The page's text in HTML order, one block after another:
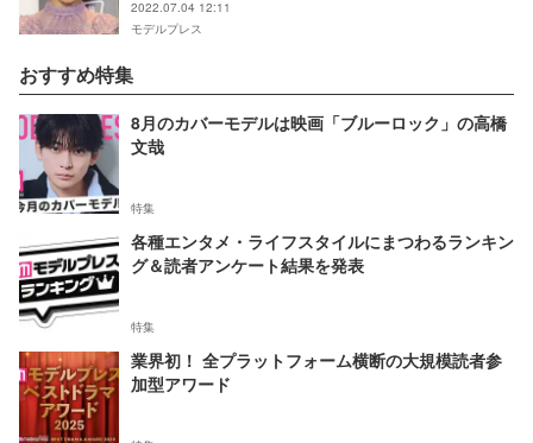
2022.07.04 12:11
モデルプレス
おすすめ特集
8月のカバーモデルは映画「ブルーロック」の高橋
文哉
特集
各種エンタメ・ライフスタイルにまつわるランキン
グ＆読者アンケート結果を発表
特集
業界初！ 全プラットフォーム横断の大規模読者参
加型アワード